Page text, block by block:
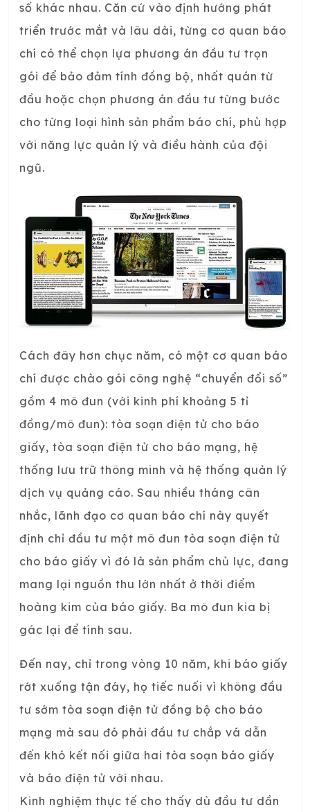
số khác nhau. Căn cứ vào định hướng phát
triển trước mắt và lâu dài, từng cơ quan báo
chí có thể chọn lựa phương án đầu tư trọn
gói để bảo đảm tính đồng bộ, nhất quán từ
đầu hoặc chọn phương án đầu tư từng bước
cho từng loại hình sản phẩm báo chí, phù hợp
với năng lực quản lý và điều hành của đội
ngũ.
Cách đây hơn chục năm, có một cơ quan báo
chí được chào gói công nghệ “chuyển đổi số”
gồm 4 mô đun (với kinh phí khoảng 5 tỉ
đồng/mô đun): tòa soạn điện tử cho báo
giấy, tòa soạn điện tử cho báo mạng, hệ
thống lưu trữ thông minh và hệ thống quản lý
dịch vụ quảng cáo. Sau nhiều tháng cân
nhắc, lãnh đạo cơ quan báo chí này quyết
định chỉ đầu tư một mô đun tòa soạn điện tử
cho báo giấy vì đó là sản phẩm chủ lực, đang
mang lại nguồn thu lớn nhất ở thời điểm
hoàng kim của báo giấy. Ba mô đun kia bị
gác lại để tính sau.
Đến nay, chỉ trong vòng 10 năm, khi báo giấy
rớt xuống tận đáy, họ tiếc nuối vì không đầu
tư sớm tòa soạn điện tử đồng bộ cho báo
mạng mà sau đó phải đầu tư chắp vá dẫn
đến khó kết nối giữa hai tòa soạn báo giấy
và báo điện tử với nhau.
Kinh nghiệm thực tế cho thấy dù đầu tư dần